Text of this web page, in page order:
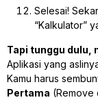
Selesai!
“Kalkulator”
Tapi tunggu dulu,
Aplikasi yang
Kamu harus
Pertama (Remove